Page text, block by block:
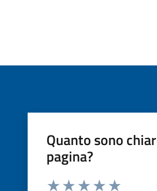
Quanto sono
pagina?
Valuta da 1 a 5 stelle la pagina